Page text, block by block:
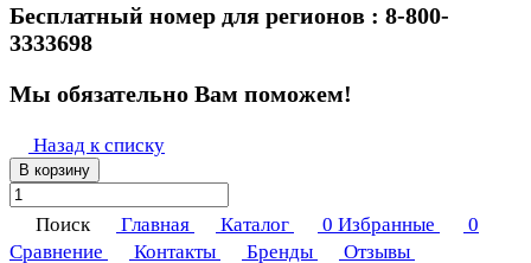
Бесплатный номер для регионов : 8-800-
3333698
Мы обязательно Вам поможем!
Назад к списку
В корзину
Поиск Главная Каталог 0 Избранные
0
Сравнение
Контакты Бренды
Отзывы